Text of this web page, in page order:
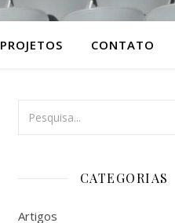
PROJETOS CONTATO
CATEGORIAS
Artigos